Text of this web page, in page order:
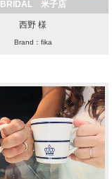
BRIDAL 米子店
西野 様
Brand：fika